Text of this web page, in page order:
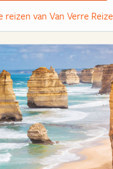
reizen van Van Verre